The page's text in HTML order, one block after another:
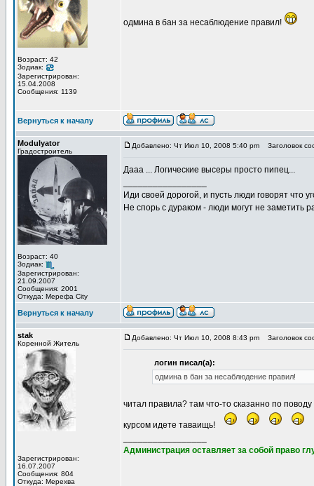
Возраст: 42
Зодиак:
Зарегистрирован:
15.04.2008
Сообщения: 1139
одмина в бан за несаблюдение правил!
Вернуться к началу
Modulyator
Градостроитель
Возраст: 40
Зодиак:
Зарегистрирован:
21.09.2007
Сообщения: 2001
Откуда: Мерефа City
Добавлено: Чт Июл 10, 2008 5:40 pm Заголовок
Дааа ... Логические высеры просто пипец...
Иди своей дорогой, и пусть люди говорят что
Не спорь с дураком - люди могут не
Вернуться к началу
stak
Коренной Житель
Зарегистрирован:
16.07.2007
Сообщения: 804
Откуда: Мерехва
Добавлено: Чт Июл 10, 2008 8:43 pm Заголовок
логин писал(а):
одмина в бан за несаблюдение правил!
читал правила? там что-то сказанно по
курсом идете таваищь!
Администрация оставляет за собой право